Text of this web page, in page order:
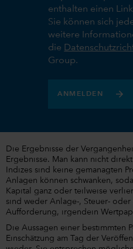
enthalten einen
Sie können sich
weitere
die
Group.
ANMELDEN
Die Ergebnisse der
Ergebnisse. Man kann nicht
Indizes sind keine gemanagten
Anlagen können schwanken,
Kapital ganz oder teilweise
sind weder Anlage-, Steuer-
Aufforderung, irgendein
Die Aussagen einer bestimmten
Einschätzung am Tag der